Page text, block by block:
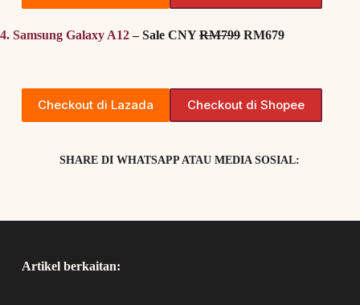
4. Samsung Galaxy A12– Sale CNYRM799 RM679
Checkout di Lazada Checkout di Shopee
SHARE DI WHATSAPP ATAU MEDIA SOSIAL:
Artikel berkaitan: